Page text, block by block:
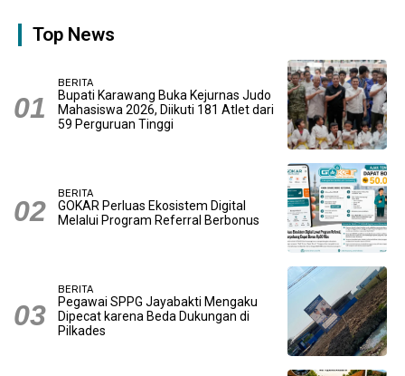
Top News
BERITA
Bupati Karawang Buka Kejurnas Judo
Mahasiswa 2026, Diikuti 181 Atlet dari
59 Perguruan Tinggi
BERITA
GOKAR Perluas Ekosistem Digital
Melalui Program Referral Berbonus
BERITA
Pegawai SPPG Jayabakti Mengaku
Dipecat karena Beda Dukungan di
Pilkades